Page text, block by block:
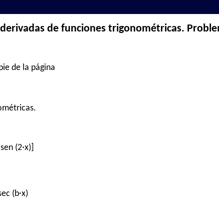
de funciones trigonométricas.
de la página
(2·x)]
(b·x)